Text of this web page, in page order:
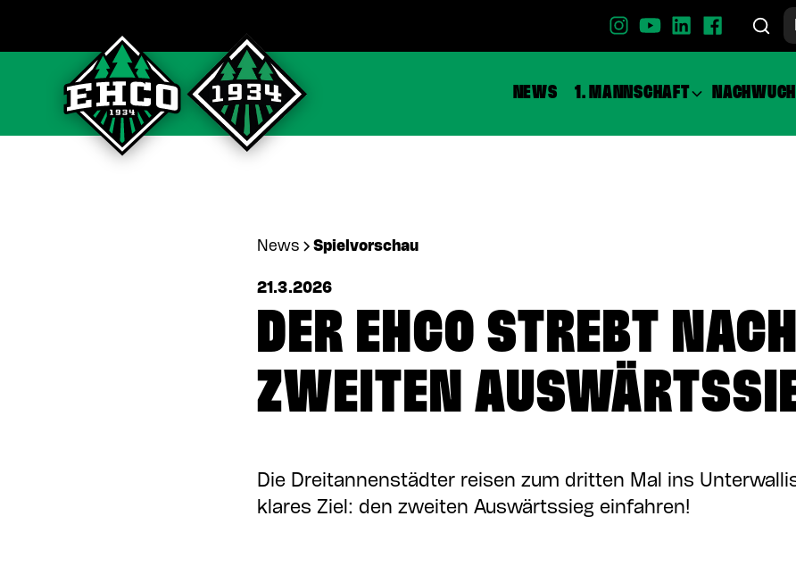
NEWS 1. MANNSCHAFT
News Spielvorschau
21.3.2026
DER EHCO STREBT
ZWEITEN
Die Dreitannenstädter reisen zum dritten Mal ins
klares Ziel: den zweiten Auswärtssieg einfahren!